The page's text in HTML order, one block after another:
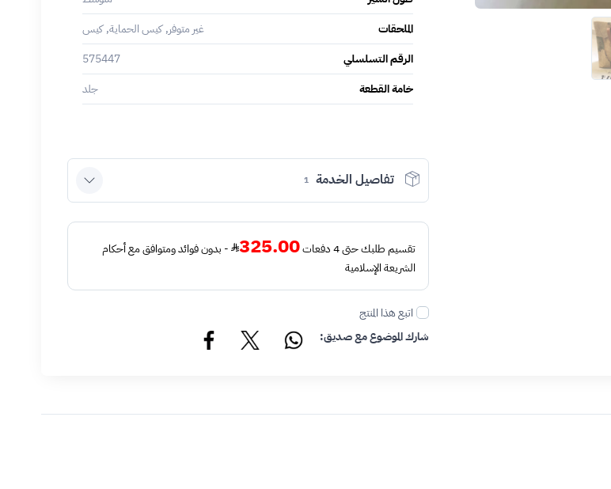
الملحقات
غير متوفر, كيس الحماية, كيس
الرقم التسلسلي
575447
خامة القطعة
جلد
تفاصيل الخدمة 1
تقسيم طلبك حتى 4 دفعات 325.00 - بدون فوائد ومتوافق مع أحكام
الشريعة الإسلامية
اتبع هذا المنتج
شارك الموضوع مع صديق: